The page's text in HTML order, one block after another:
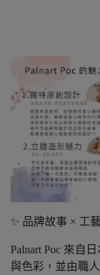
✨ 品牌故事 × 工
Palnart Poc 來自
與色彩，並由職